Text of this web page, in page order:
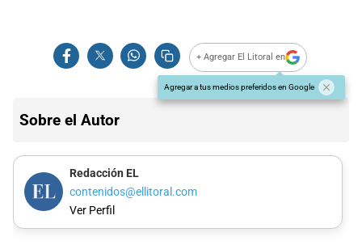
+ Agregar El Litoral en
Agregar a tus medios preferidos en Google
Sobre el Autor
Redacción EL
contenidos@ellitoral.com
Ver Perfil